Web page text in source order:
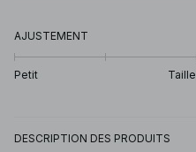
AJUSTEMENT
Petit
DESCRIPTION DES PRODUITS